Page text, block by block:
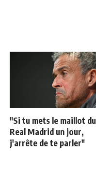
"Si tu mets le maillot du
Real Madrid un jour,
j'arrête de te parler"